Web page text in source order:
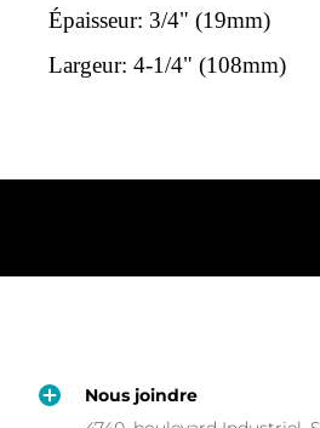
Épaisseur: 3/4" (19mm)
Largeur: 4-1/4" (108mm)
Nous joindre